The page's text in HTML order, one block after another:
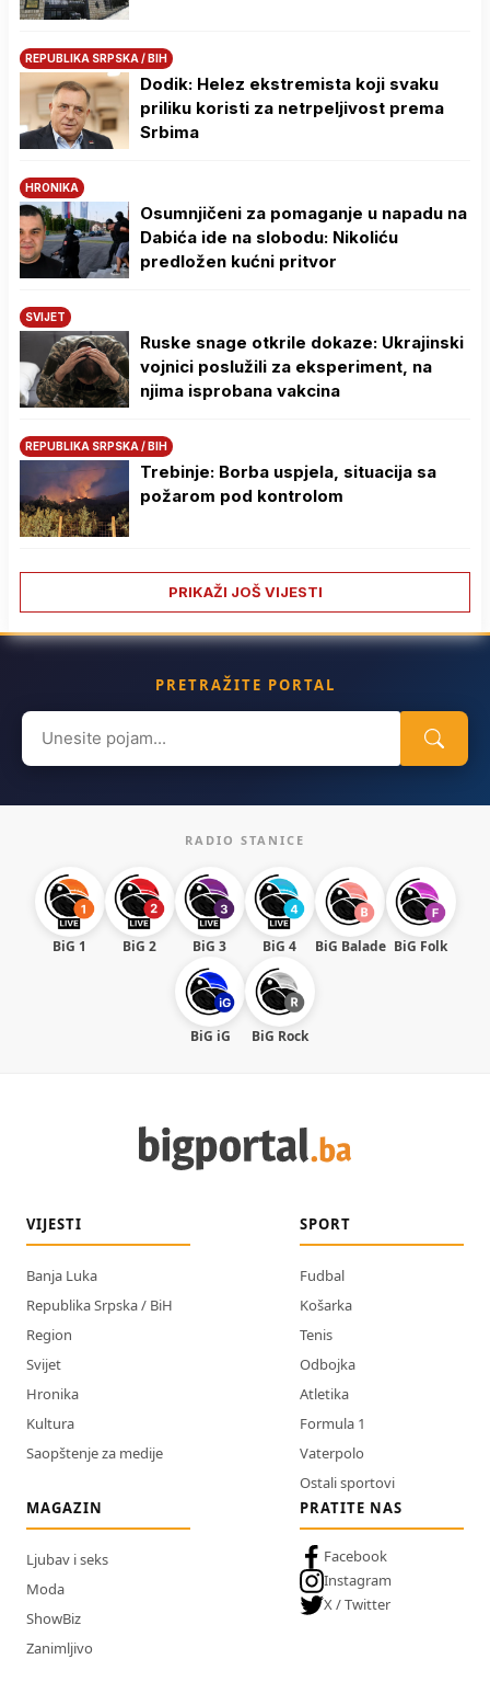
REPUBLIKA SRPSKA / BIH
Dodik: Helez ekstremista koji svaku
priliku koristi za netrpeljivost prema
Srbima
HRONIKA
Osumnjičeni za pomaganje u napadu na
Dabića ide na slobodu: Nikoliću
predložen kućni pritvor
SVIJET
Ruske snage otkrile dokaze: Ukrajinski
vojnici poslužili za eksperiment, na
njima isprobana vakcina
REPUBLIKA SRPSKA / BIH
Trebinje: Borba uspjela, situacija sa
požarom pod kontrolom
PRIKAŽI JOŠ VIJESTI
PRETRAŽITE PORTAL
Search
for:
RADIO STANICE
BiG 1 BiG 2 BiG 3 BiG 4 BiG Balade BiG Folk
BiG iG BiG Rock
VIJESTI
Banja Luka
Republika Srpska / BiH
Region
Svijet
Hronika
Kultura
Saopštenje za medije
SPORT
Fudbal
Košarka
Tenis
Odbojka
Atletika
Formula 1
Vaterpolo
Ostali sportovi
MAGAZIN
Ljubav i seks
Moda
ShowBiz
Zanimljivo
PRATITE NAS
Facebook
Instagram
X / Twitter